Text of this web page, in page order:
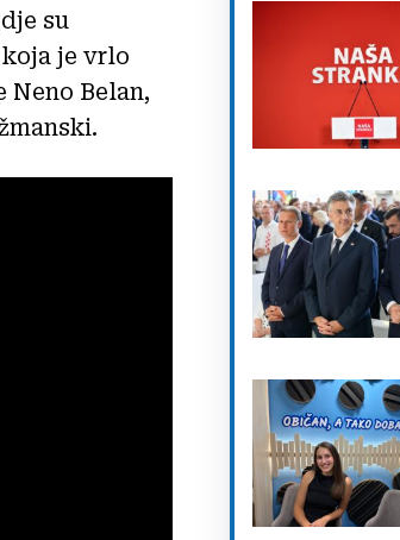
su
je vrlo
Neno Belan,